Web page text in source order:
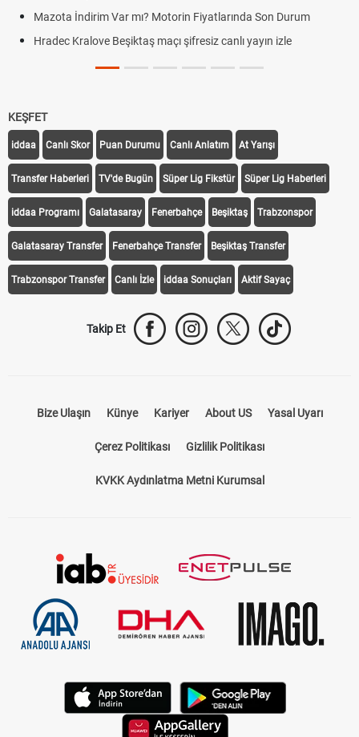
Mazota İndirim Var mı? Motorin Fiyatlarında Son Durum
Hradec Kralove Beşiktaş maçı şifresiz canlı yayın izle
KEŞFET
iddaa Canlı Skor Puan Durumu Canlı Anlatım At Yarışı
Transfer Haberleri TV'de Bugün Süper Lig Fikstür Süper Lig Haberleri
iddaa Programı Galatasaray Fenerbahçe Beşiktaş Trabzonspor
Galatasaray Transfer Fenerbahçe Transfer Beşiktaş Transfer
Trabzonspor Transfer Canlı İzle iddaa Sonuçları Aktif Sayaç
Takip Et
Bize Ulaşın Künye Kariyer About US Yasal Uyarı
Çerez Politikası Gizlilik Politikası
KVKK Aydınlatma Metni Kurumsal